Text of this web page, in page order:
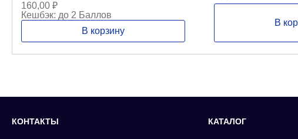
160,00 ₽
Кешбэк: до 2 Баллов
В корзину
В
КОНТАКТЫ КАТАЛОГ